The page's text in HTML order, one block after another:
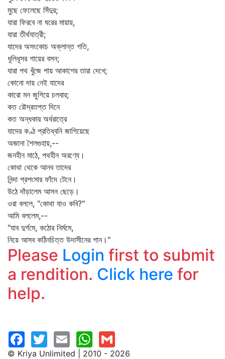
মুছে ফেলেছে সিঁদুর;
যারা ফিরবে না ঘরের মায়ায়,
যারা তীর্থযাত্রী;
যাদের অসংকোচ অক্লান্ত গতি,
ধূলিধূসর গায়ের বসন;
যারা পথ খুঁজে পায় আকাশের তারা দেখে;
কোনো দায় নেই যাদের
কারো মন জুগিয়ে চলবার;
কত রৌদ্রতপ্ত দিনে
কত অন্ধকার অর্ধরাত্রে
যাদের কণ্ঠ প্রতিধ্বনি জাগিয়েছে
অজানা শৈলগুহায়,--
জনহীন মাঠে, পথহীন অরণ্যে।
কোথা থেকে আনব তাদের
নিন্দা প্রশংসার ফাঁদে টেনে।
উঠে দাঁড়ালেম আসন ছেড়ে।
ওরা বললে, "কোথা যাও কবি?"
আমি বললেম,--
"যাব দুর্গমে, কঠোর নির্মমে,
নিয়ে আসব কঠিনচিত্ত উদাসীনের গান।"
Please Login first to submit
a rendition. Click here for
help.
© Kriya Unlimited | 2010 - 2026